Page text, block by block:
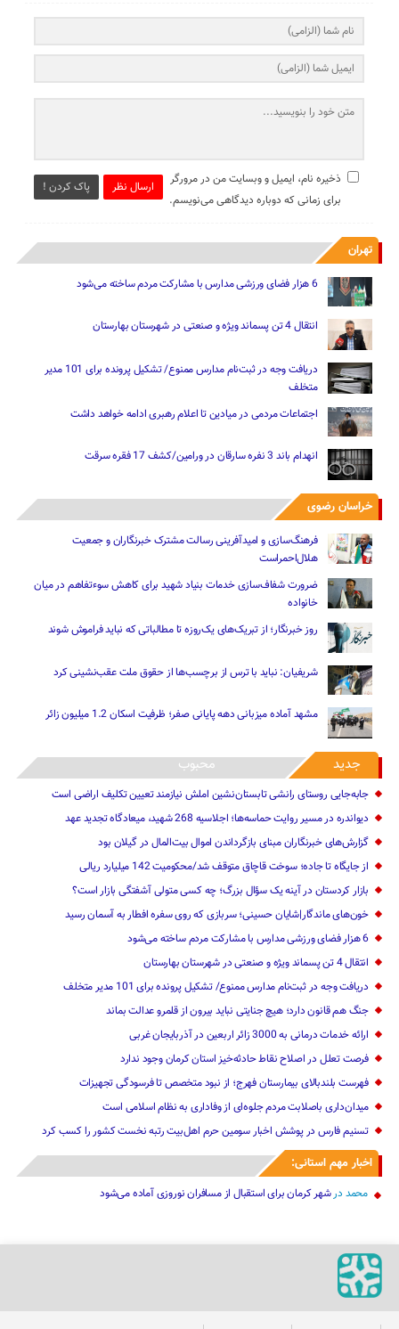
ارسال نظر پاک کردن !
ذخیره نام، ایمیل و وبسایت من در مرورگر
برای زمانی که دوباره دیدگاهی می‌نویسم.
تهران
6 هزار فضای ورزشی مدارس با مشارکت مردم ساخته می‌شود
انتقال 4 تن پسماند ویژه و صنعتی در شهرستان بهارستان
دریافت وجه در ثبت‌نام مدارس ممنوع/ تشکیل پرونده برای 101 مدیر
متخلف
اجتماعات مردمی در میادین تا اعلام رهبری ادامه خواهد داشت
انهدام باند 3 نفره سارقان در ورامین/کشف 17 فقره سرقت
خراسان رضوی
فرهنگ‌سازی و امیدآفرینی رسالت‌ مشترک خبرنگاران و جمعیت
هلال‌احمراست
ضرورت شفاف‌سازی خدمات بنیاد شهید برای کاهش سوءتفاهم‌ در میان
خانواده
روز خبرنگار؛ از تبریک‌های یک‌روزه تا مطالباتی که نباید فراموش شوند
شریفیان: نباید با ترس از برچسب‌ها از حقوق ملت عقب‌نشینی کرد
مشهد آماده میزبانی دهه پایانی صفر؛ ظرفیت اسکان 1.2 میلیون زائر
جدید محبوب
جابه‌جایی روستای رانشی تابستان‌نشین املش نیازمند تعیین تکلیف اراضی است
دیواندره در مسیر روایت حماسه‌ها؛ اجلاسیه 268 شهید، میعادگاه تجدید عهد
گزارش‌های خبرنگاران مبنای بازگرداندن اموال بیت‌المال در گیلان بود
از جایگاه تا جاده؛ سوخت قاچاق متوقف شد/محکومیت 142 میلیارد ریالی
بازار کردستان در آینه یک سؤال بزرگ؛ چه کسی متولی آشفتگی بازار است؟
خون‌های ماندگار|شایان حسینی؛ سربازی که روی سفره افطار به آسمان رسید
6 هزار فضای ورزشی مدارس با مشارکت مردم ساخته می‌شود
انتقال 4 تن پسماند ویژه و صنعتی در شهرستان بهارستان
دریافت وجه در ثبت‌نام مدارس ممنوع/ تشکیل پرونده برای 101 مدیر متخلف
جنگ هم قانون دارد؛ هیچ جنایتی نباید بیرون از قلمرو عدالت بماند
ارائه خدمات درمانی به 3000 زائر اربعین در آذربایجان‌ غربی
فرصت تعلل در اصلاح نقاط حادثه‌خیز استان کرمان وجود ندارد
فهرست بلندبالای بیمارستان فهرج؛ از نبود متخصص تا فرسودگی تجهیزات
میدان‌داری باصلابت مردم جلوه‌ای از وفاداری به نظام اسلامی است
تسنیم فارس در پوشش اخبار سومین حرم اهل‌بیت رتبه نخست کشور را کسب کرد
اخبار مهم استانی:
محمد درشهر کرمان برای استقبال از مسافران نوروزی آماده می‌شود